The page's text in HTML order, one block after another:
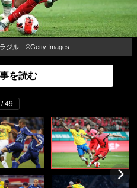
ラジル ©Getty Images
を読む
/ 49